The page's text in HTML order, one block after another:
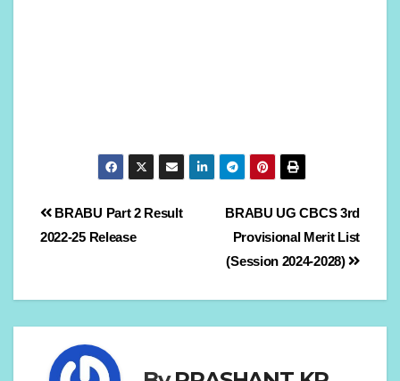
Post
BRABU UG CBCS 3rd
Provisional Merit List
(Session 2024-2028)
BRABU Part 2 Result
2022-25 Release